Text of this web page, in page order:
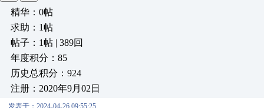
精华：0帖
求助：1帖
帖子：1帖 | 389回
年度积分：85
历史总积分：924
注册：2020年9月02日
发表于：2024-04-26 09:55:25